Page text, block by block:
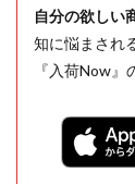
自分の欲しい
知に悩まされ
『入荷Now』